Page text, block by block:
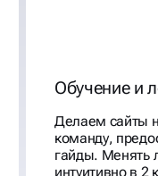
Обучение и
Делаем сайты
команду,
гайды. Менять
интуитивно в 2